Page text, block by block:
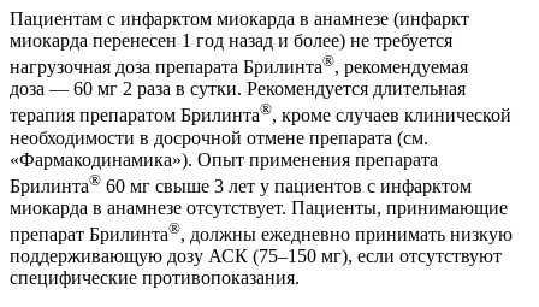
Пациентам с инфарктом миокарда в анамнезе (инфаркт
миокарда перенесен 1 год назад и более) не требуется
нагрузочная доза препарата Брилинта®, рекомендуемая
доза — 60 мг 2 раза в сутки. Рекомендуется длительная
терапия препаратом Брилинта®, кроме случаев клинической
необходимости в досрочной отмене препарата (см.
«Фармакодинамика»). Опыт применения препарата
Брилинта® 60 мг свыше 3 лет у пациентов с инфарктом
миокарда в анамнезе отсутствует. Пациенты, принимающие
препарат Брилинта®, должны ежедневно принимать низкую
поддерживающую дозу АСК (75–150 мг), если отсутствуют
специфические противопоказания.